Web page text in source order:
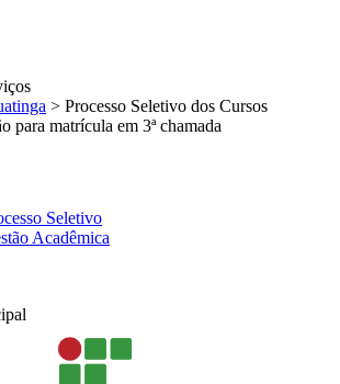
> Processo Seletivo dos Cursos
para matrícula em 3ª chamada
Seletivo
Acadêmica